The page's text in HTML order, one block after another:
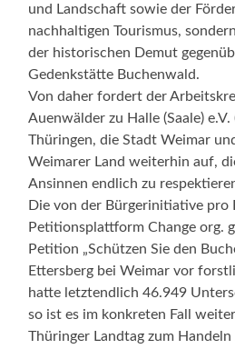
und Landschaft sowie der
nachhaltigen Tourismus,
der historischen Demut
Gedenkstätte Buchenwald.
Von daher fordert der
Auenwälder zu Halle (Saale)
Thüringen, die Stadt Weimar
Weimarer Land weiterhin auf,
Ansinnen endlich zu
Die von der Bürgerinitiative pro
Petitionsplattform Change org.
Petition „Schützen Sie den
Ettersberg bei Weimar vor
hatte letztendlich 46.949
so ist es im konkreten Fall
Thüringer Landtag zum